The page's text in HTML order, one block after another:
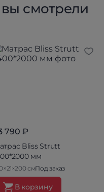
смотрели
790 ₽
Bliss Strutt
мм
смПод заказ
В корзину